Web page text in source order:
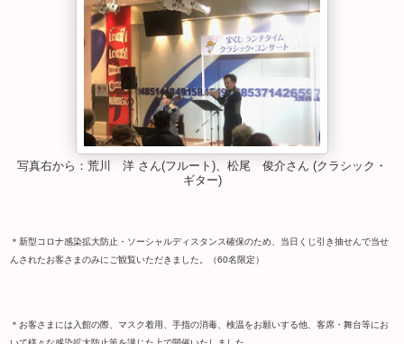
写真右から：荒川 洋 さん(フルート)、松尾 俊介さん (クラシック・
ギター)
＊新型コロナ感染拡大防止・ソーシャルディスタンス確保のため、当日くじ引き抽せんで当せ
んされたお客さまのみにご観覧いただきました。（60名限定）
＊お客さまには入館の際、マスク着用、手指の消毒、検温をお願いする他、客席・舞台等にお